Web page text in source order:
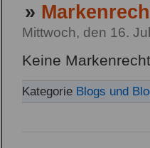
»
Mittwoch, den 16.
Keine
Kategorie Blogs und